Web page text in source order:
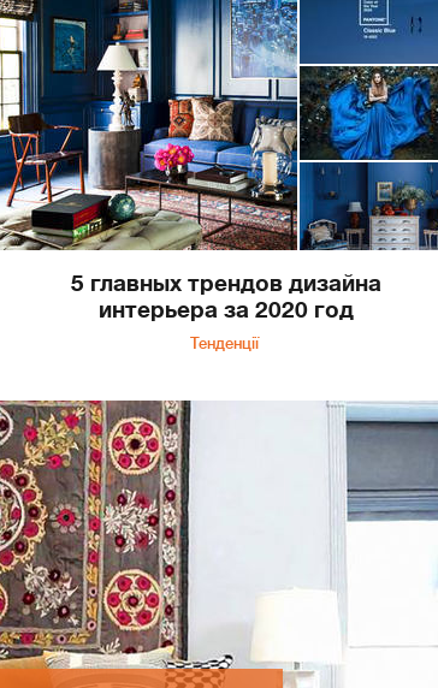
5 главных трендов дизайна
интерьера за 2020 год
Тенденції